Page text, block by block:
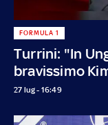
Turrini: "In
bravissimo
FORMULA 1
27 lug - 16:49